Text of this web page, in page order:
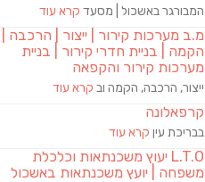
המבורגר באשכול | מסעד קרא עוד
מ.ב מערכות קירור | ייצור | הרכבה |
הקמה | בניית חדרי קירור | בניית
מערכות קירור והקפאה
ייצור, הרכבה, הקמה וב קרא עוד
קרפאלונה
בבריכת עין קרא עוד
L.T.O יעוץ משכנתאות וכלכלת
משפחה | יועץ משכנתאות באשכול